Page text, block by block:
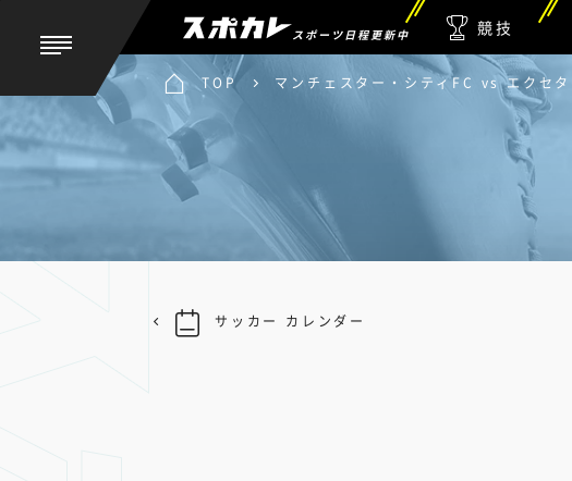
スポーツ日程更新中 競技
TOP マンチェスター・シティFC vs エクセ
サッカー カレンダー